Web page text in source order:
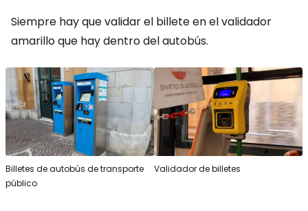
Siempre hay que validar el billete en el validador
amarillo que hay dentro del autobús.
Billetes de autobús de transporte
público
Validador de billetes